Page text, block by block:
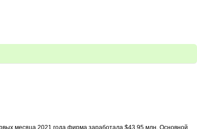
месяца 2021 года фирма заработала $43,95 млн. Основной